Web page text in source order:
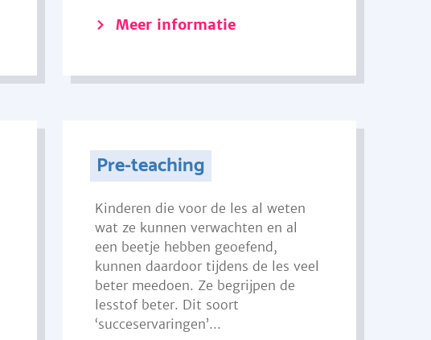
Meer informatie
Pre-teaching
Kinderen die voor de les al weten
wat ze kunnen verwachten en al
een beetje hebben geoefend,
kunnen daardoor tijdens de les veel
beter meedoen. Ze begrijpen de
lesstof beter. Dit soort
‘succeservaringen’...